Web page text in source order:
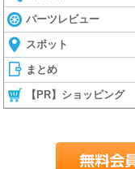
パーツレビュー
スポット
まとめ
【PR】ショッピング